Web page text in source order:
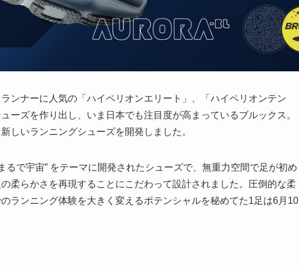
ンナーに人気の「ハイペリオンエリート」、「ハイペリオンテン
ーズを作り出し、いま日本でも注目度が高まっているブルックス。
しいランニングシューズを開発しました。
るで宇宙” をテーマに開発されたシューズで、無重力空間で足が初め
柔らかさを再現することにこだわって設計されました。圧倒的な柔
ランニング体験を大きく変えるポテンシャルを秘めてた1足は6月10